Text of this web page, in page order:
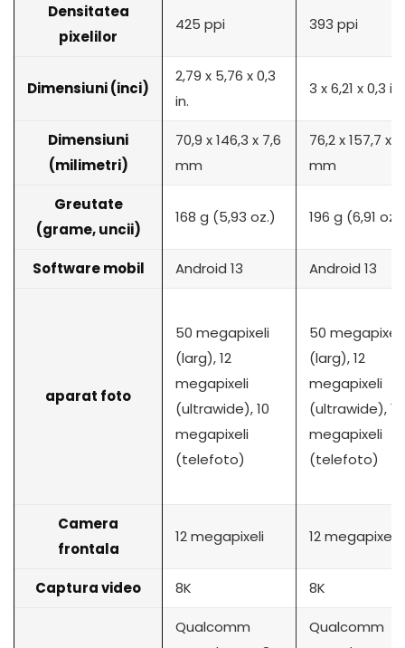
Densitatea
pixelilor
425 ppi 393 ppi
Dimensiuni (inci)
2,79 x 5,76 x 0,3
in.
3 x 6,21 x 0,3 in.
Dimensiuni
(milimetri)
70,9 x 146,3 x 7,6
mm
76,2 x 157,7 x
mm
Greutate
(grame, uncii)
168 g (5,93 oz.) 196 g (6,91 oz.)
Software mobil Android 13 Android 13
aparat foto
50 megapixeli
(larg), 12
megapixeli
(ultrawide), 10
megapixeli
(telefoto)
50 megapixeli
(larg), 12
megapixeli
(ultrawide), 10
megapixeli
(telefoto)
Camera
frontala
12 megapixeli 12 megapixeli
Captura video 8K 8K
Qualcomm
Qualcomm